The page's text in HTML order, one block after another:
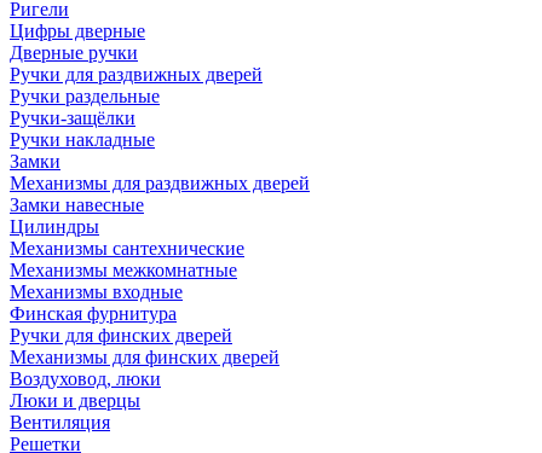
Ригели
Цифры дверные
Дверные ручки
Ручки для раздвижных дверей
Ручки раздельные
Ручки-защёлки
Ручки накладные
Замки
Механизмы для раздвижных дверей
Замки навесные
Цилиндры
Механизмы сантехнические
Механизмы межкомнатные
Механизмы входные
Финская фурнитура
Ручки для финских дверей
Механизмы для финских дверей
Воздуховод, люки
Люки и дверцы
Вентиляция
Решетки